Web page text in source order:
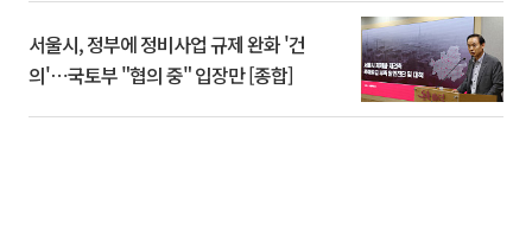
서울시, 정부에 정비사업 규제 완화 '건
의'⋯국토부 "협의 중" 입장만 [종합]